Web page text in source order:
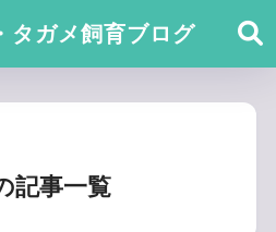
タガメ飼育ブログ
記事一覧